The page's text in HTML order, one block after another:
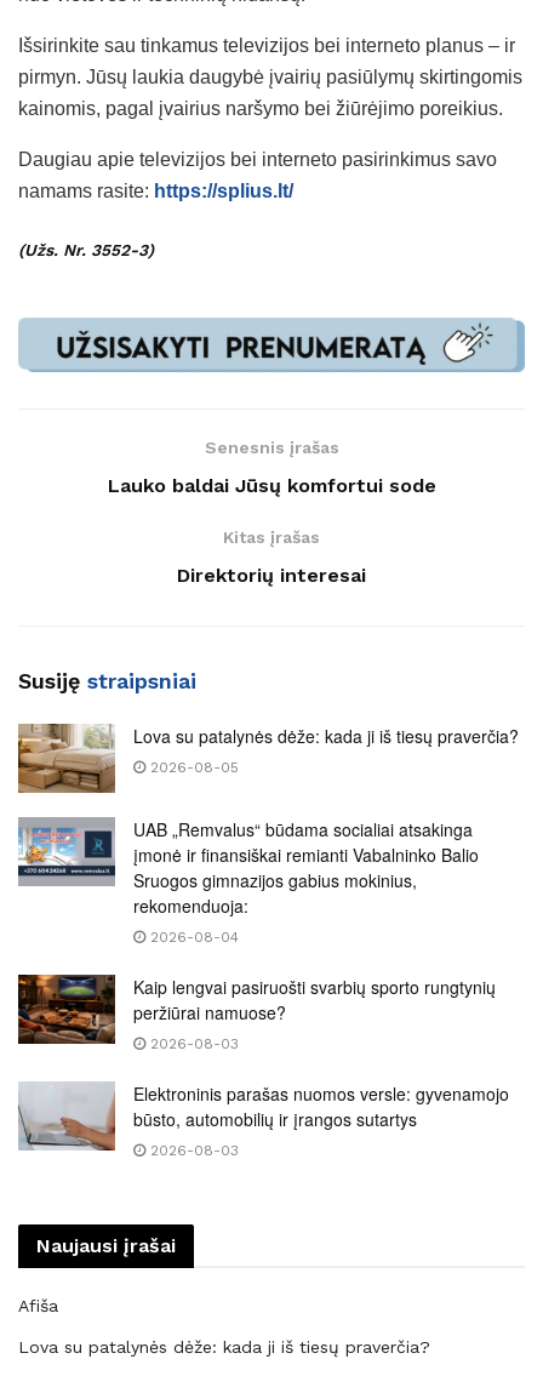
Išsirinkite sau tinkamus televizijos bei interneto planus – ir
pirmyn. Jūsų laukia daugybė įvairių pasiūlymų skirtingomis
kainomis, pagal įvairius naršymo bei žiūrėjimo poreikius.
Daugiau apie televizijos bei interneto pasirinkimus savo
namams rasite: https://splius.lt/
(Užs. Nr. 3552-3)
Senesnis įrašas
Lauko baldai Jūsų komfortui sode
Kitas įrašas
Direktorių interesai
Susiję straipsniai
Lova su patalynės dėže: kada ji iš tiesų praverčia?
2026-08-05
UAB „Remvalus“ būdama socialiai atsakinga
įmonė ir finansiškai remianti Vabalninko Balio
Sruogos gimnazijos gabius mokinius,
rekomenduoja:
2026-08-04
Kaip lengvai pasiruošti svarbių sporto rungtynių
peržiūrai namuose?
2026-08-03
Elektroninis parašas nuomos versle: gyvenamojo
būsto, automobilių ir įrangos sutartys
2026-08-03
Naujausi įrašai
Afiša
Lova su patalynės dėže: kada ji iš tiesų praverčia?